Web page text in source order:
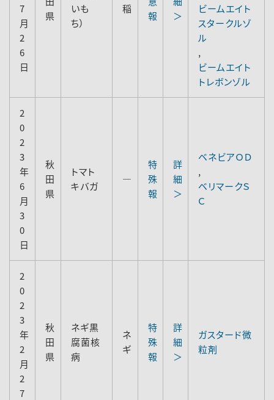
7
月
2
6
日
県
いも
ち）
稲
報
＞
ビームエイト
スタークルゾ
ル
,
ビームエイト
トレボンゾル
2
0
2
3
年
6
月
3
0
日
秋
田
県
トマト
キバガ
―
特
殊
報
詳
細
＞
ベネビアＯＤ
,
ベリマークＳ
Ｃ
2
0
2
3
年
2
月
2
7
秋
田
県
ネギ黒
腐菌核
病
ネ
ギ
特
殊
報
詳
細
＞
ガスタード微
粒剤